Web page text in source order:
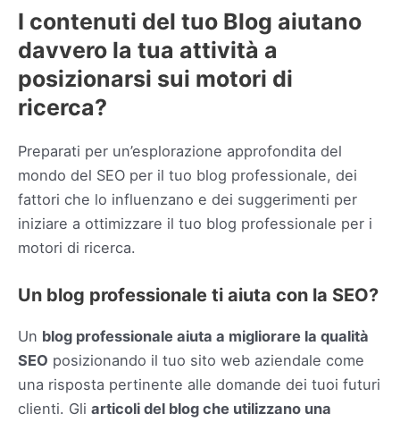
I contenuti del tuo Blog aiutano
davvero la tua attività a
posizionarsi sui motori di
ricerca?
Preparati per un’esplorazione approfondita del
mondo del SEO per il tuo blog professionale, dei
fattori che lo influenzano e dei suggerimenti per
iniziare a ottimizzare il tuo blog professionale per i
motori di ricerca.
Un blog professionale ti aiuta con la SEO?
Un blog professionale aiuta a migliorare la qualità
SEO posizionando il tuo sito web aziendale come
una risposta pertinente alle domande dei tuoi futuri
clienti. Gli articoli del blog che utilizzano una